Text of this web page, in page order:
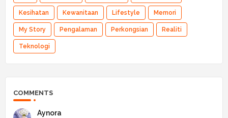
Kesihatan Kewanitaan Lifestyle Memori
My Story Pengalaman Perkongsian Realiti
Teknologi
COMMENTS
Aynora